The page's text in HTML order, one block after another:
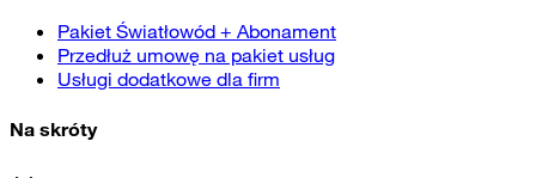
Pakiet Światłowód + Abonament
Przedłuż umowę na pakiet usług
Usługi dodatkowe dla firm
Na skróty